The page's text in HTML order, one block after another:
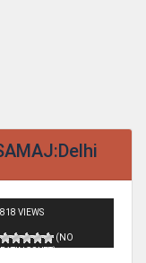
818 VIEWS
(NO
RATINGS YET)